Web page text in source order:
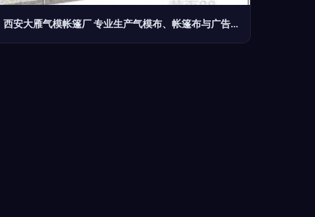
西安大雁气模帐篷厂 专业生产气模布、帐篷布与广告帐，并提供优质广告设计服务